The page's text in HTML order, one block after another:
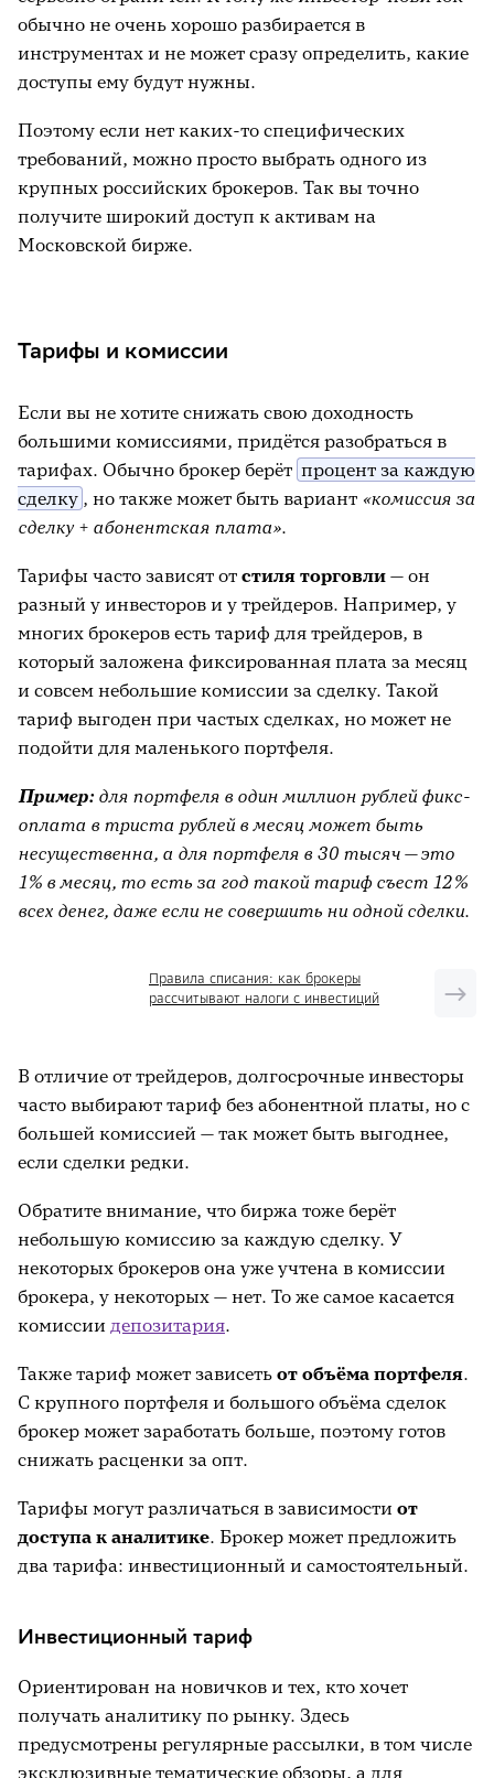
обычно не очень хорошо разбирается в
инструментах и не может сразу определить, какие
доступы ему будут нужны.
Поэтому если нет каких-то специфических
требований, можно просто выбрать одного из
крупных российских брокеров. Так вы точно
получите широкий доступ к активам на
Московской бирже.
Тарифы и комиссии
Если вы не хотите снижать свою доходность
большими комиссиями, придётся разобраться в
тарифах. Обычно брокер берёт процент за каждую
сделку , но также может быть вариант «комиссия за
сделку + абонентская плата».
Тарифы часто зависят от стиля торговли — он
разный у инвесторов и у трейдеров. Например, у
многих брокеров есть тариф для трейдеров, в
который заложена фиксированная плата за месяц
и совсем небольшие комиссии за сделку. Такой
тариф выгоден при частых сделках, но может не
подойти для маленького портфеля.
Пример:для портфеля в один миллион рублей фикс-
оплата в триста рублей в месяц может быть
несущественна, а для портфеля в 30 тысяч — это
1% в месяц, то есть за год такой тариф съест 12%
всех денег, даже если не совершить ни одной сделки.
Правила списания: как брокеры
рассчитывают налоги с инвестиций
В отличие от трейдеров, долгосрочные инвесторы
часто выбирают тариф без абонентной платы, но с
большей комиссией — так может быть выгоднее,
если сделки редки.
Обратите внимание, что биржа тоже берёт
небольшую комиссию за каждую сделку. У
некоторых брокеров она уже учтена в комиссии
брокера, у некоторых — нет. То же самое касается
комиссии депозитария.
Также тариф может зависеть от объёма портфеля.
С крупного портфеля и большого объёма сделок
брокер может заработать больше, поэтому готов
снижать расценки за опт.
Тарифы могут различаться в зависимости от
доступа к аналитике. Брокер может предложить
два тарифа: инвестиционный и самостоятельный.
Инвестиционный тариф
Ориентирован на новичков и тех, кто хочет
получать аналитику по рынку. Здесь
предусмотрены регулярные рассылки, в том числе
эксклюзивные тематические обзоры, а для